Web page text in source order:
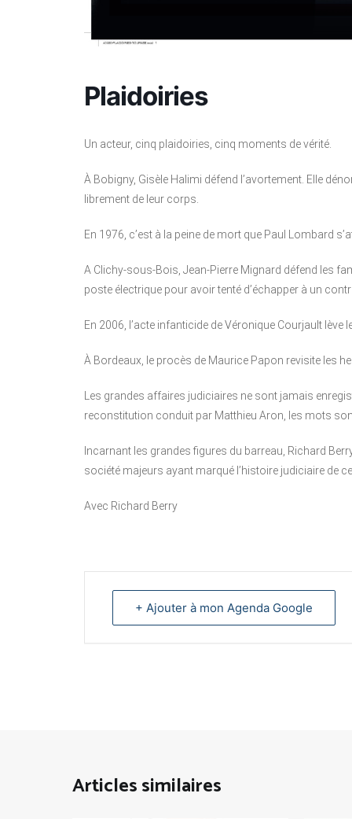
Plaidoiries
Un acteur, cinq plaidoiries, cinq moments de vérité.
À Bobigny, Gisèle Halimi défend l’avortement. Elle
librement de leur corps.
En 1976, c’est à la peine de mort que Paul Lombard
A Clichy-sous-Bois, Jean-Pierre Mignard défend les
poste électrique pour avoir tenté d’échapper à un
En 2006, l’acte infanticide de Véronique Courjault lève
À Bordeaux, le procès de Maurice Papon revisite les
Les grandes affaires judiciaires ne sont jamais
reconstitution conduit par Matthieu Aron, les mots
Incarnant les grandes figures du barreau, Richard
société majeurs ayant marqué l’histoire judiciaire de
Avec Richard Berry
+ Ajouter à mon Agenda Google
Articles similaires